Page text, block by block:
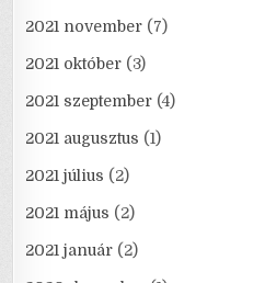
2021 november (7)
2021 október (3)
2021 szeptember (4)
2021 augusztus (1)
2021 július (2)
2021 május (2)
2021 január (2)